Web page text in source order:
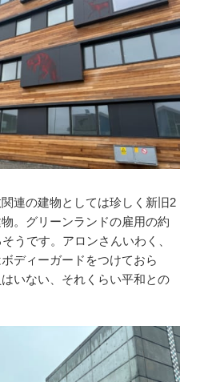
連の建物としては珍しく新旧2
。グリーンランドの雇用の約
うです。アロンさんいわく、
ディーガードをつけておら
いない、それくらい平和との